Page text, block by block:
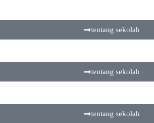
tentang sekolah
tentang sekolah
tentang sekolah